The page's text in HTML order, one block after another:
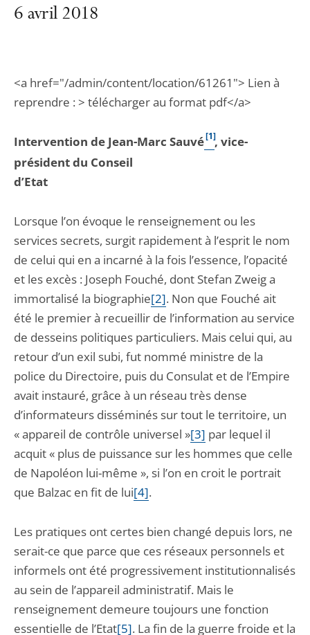
6 avril 2018
<a href="/admin/content/location/61261"> Lien à
reprendre : > télécharger au format pdf</a>
Intervention de Jean-Marc Sauvé[1], vice-
président du Conseil
d’Etat
Lorsque l’on évoque le renseignement ou les
services secrets, surgit rapidement à l’esprit le nom
de celui qui en a incarné à la fois l’essence, l’opacité
et les excès : Joseph Fouché, dont Stefan Zweig a
immortalisé la biographie[2]. Non que Fouché ait
été le premier à recueillir de l’information au service
de desseins politiques particuliers. Mais celui qui, au
retour d’un exil subi, fut nommé ministre de la
police du Directoire, puis du Consulat et de l’Empire
avait instauré, grâce à un réseau très dense
d’informateurs disséminés sur tout le territoire, un
« appareil de contrôle universel »[3] par lequel il
acquit « plus de puissance sur les hommes que celle
de Napoléon lui-même », si l’on en croit le portrait
que Balzac en fit de lui[4].
Les pratiques ont certes bien changé depuis lors, ne
serait-ce que parce que ces réseaux personnels et
informels ont été progressivement institutionnalisés
au sein de l’appareil administratif. Mais le
renseignement demeure toujours une fonction
essentielle de l’Etat[5]. La fin de la guerre froide et la